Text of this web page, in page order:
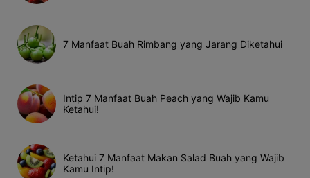
7 Manfaat Buah Rimbang yang Jarang Diketahui
Intip 7 Manfaat Buah Peach yang Wajib Kamu
Ketahui!
Ketahui 7 Manfaat Makan Salad Buah yang Wajib
Kamu Intip!